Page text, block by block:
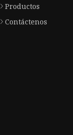
Productos
Contáctenos